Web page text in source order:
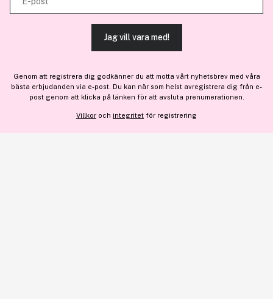
TILLÅT ALLA COOKIES
VISA DETALJER
Brandsdal Group AS
För personlig vägledning om professionella hårprodukter, klicka
här.
Jag vill vara med!
Genom att registrera dig godkänner du att motta vårt nyhetsbrev med våra
bästa erbjudanden via e-post. Du kan när som helst avregistrera dig från e-
post genom att klicka på länken för att avsluta prenumerationen.
Villkor och integritet för registrering